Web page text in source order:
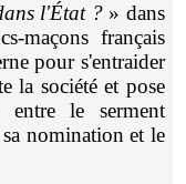
l'État ?» dans
maçons français
pour s'entraider
la société et pose
le serment
nomination et le